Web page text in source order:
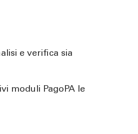
e verifica sia
moduli PagoPA le